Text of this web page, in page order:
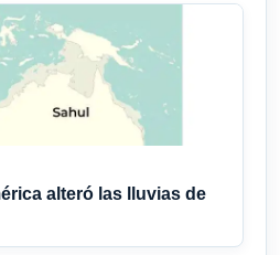
alteró las lluvias de